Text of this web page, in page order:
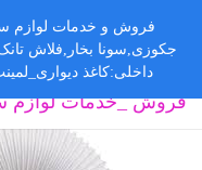
فروش _خدمات لوازم
فروش و خدمات لوازم
جکوزی,سونا بخار,فلاش
داخلی:کاغذ